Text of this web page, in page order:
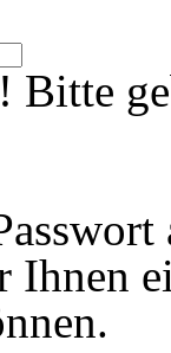
Bitte
Ihnen